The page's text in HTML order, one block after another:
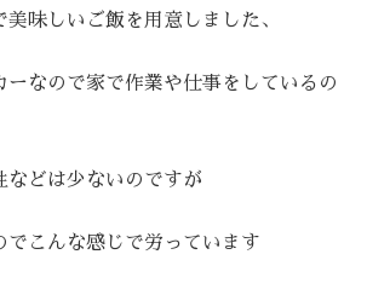
美味しいご飯を用意しました、
ーなので家で作業や仕事をしているの
などは少ないのですが
でこんな感じで労っています